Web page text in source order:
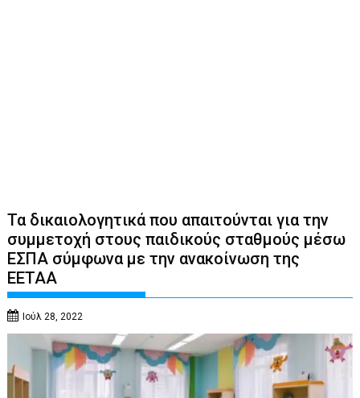
Τα δικαιολογητικά που απαιτούνται για την
συμμετοχή στους παιδικούς σταθμούς μέσω
ΕΣΠΑ σύμφωνα με την ανακοίνωση της
ΕΕΤΑΑ
Ιούλ 28, 2022